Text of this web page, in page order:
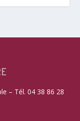
– Tél. 04 38 86 28